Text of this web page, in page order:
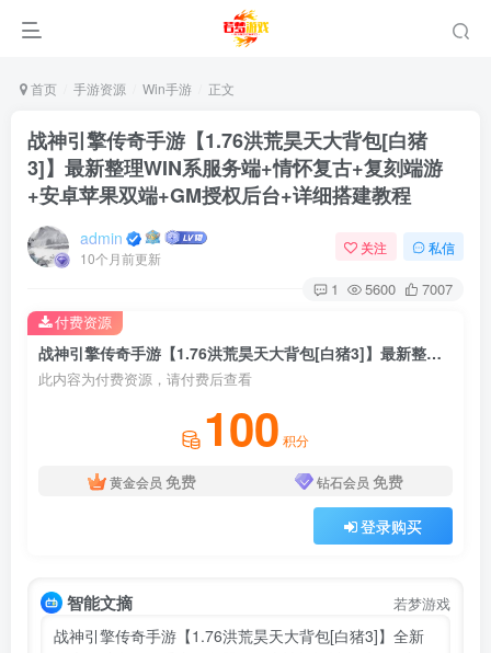
首页 手游资源 Win手游 正文
战神引擎传奇手游【1.76洪荒昊天大背包[白猪
3]】最新整理WIN系服务端+情怀复古+复刻端游
+安卓苹果双端+GM授权后台+详细搭建教程
admin
10个月前更新
关注 私信
1 5600 7007
战神引擎传奇手游【1.76洪荒昊天大背包[白猪3]】最新整理WIN系服务端+情怀复古+复刻端游+安卓苹果双端+GM授权后台+详细搭建教程
此内容为付费资源，请付费后查看
100 积分
黄金会员 免费 钻石会员 免费
登录购买
付费资源
智能文摘 若梦游戏
战神引擎传奇手游【1.76洪荒昊天大背包[白猪3]】全新